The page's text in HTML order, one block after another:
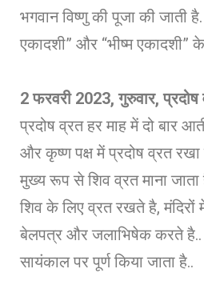
भगवान विष्णु की पूजा की जाती
एकादशी” और “भीष्म एकादशी”
2 फरवरी 2023, गुरुवार, प्रदोष
प्रदोष व्रत हर माह में दो बार
और कृष्ण पक्ष में प्रदोष व्रत रखा
मुख्य रूप से शिव व्रत माना
शिव के लिए व्रत रखते है, मंदिरों
बेलपत्र और जलाभिषेक करते है..
सायंकाल पर पूर्ण किया जाता है..